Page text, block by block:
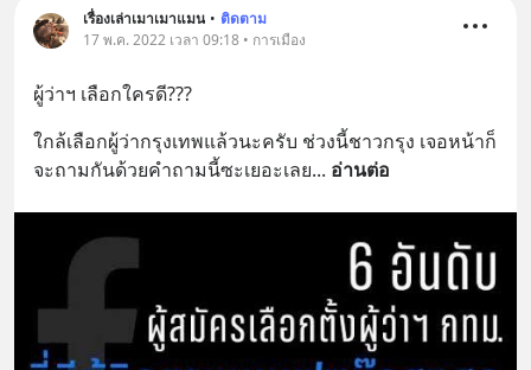
เรื่องเล่าเมาเมาแมน • ติดตาม
17 พ.ค. 2022 เวลา 09:18 • การเมือง
ผู้ว่าฯ เลือกใครดี???
ใกล้เลือกผู้ว่ากรุงเทพแล้วนะครับ ช่วงนี้ชาวกรุง เจอหน้าก็
จะถามกันด้วยคำถามนี้ซะเยอะเลย... อ่านต่อ